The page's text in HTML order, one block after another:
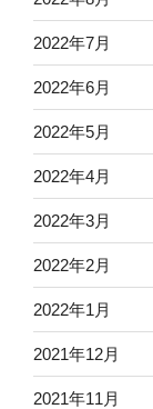
2022年7月
2022年6月
2022年5月
2022年4月
2022年3月
2022年2月
2022年1月
2021年12月
2021年11月